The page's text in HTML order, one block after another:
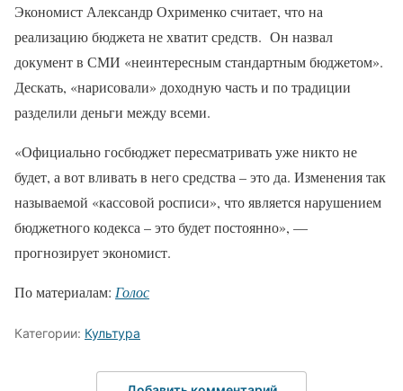
Экономист Александр Охрименко считает, что на
реализацию бюджета не хватит средств. Он назвал
документ в СМИ «неинтересным стандартным бюджетом».
Дескать, «нарисовали» доходную часть и по традиции
разделили деньги между всеми.
«Официально госбюджет пересматривать уже никто не
будет, а вот вливать в него средства – это да. Изменения так
называемой «кассовой росписи», что является нарушением
бюджетного кодекса – это будет постоянно», —
прогнозирует экономист.
По материалам: Голос
Категории: Культура